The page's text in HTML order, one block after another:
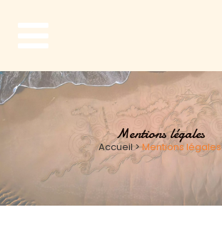
Mentions légales
Accueil>Mentions légales